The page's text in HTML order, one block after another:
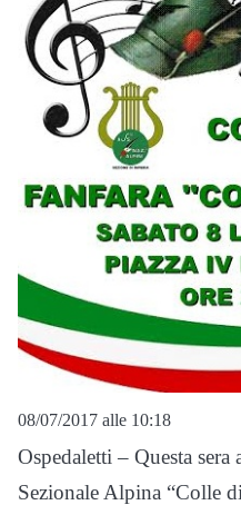
08/07/2017 alle 10:18
Ospedaletti – Questa
Sezionale Alpina “Colle